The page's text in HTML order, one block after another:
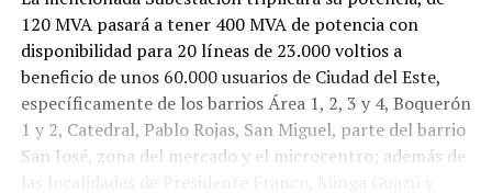
120 MVA pasará a tener 400 MVA de potencia con
disponibilidad para 20 líneas de 23.000 voltios a
beneficio de unos 60.000 usuarios de Ciudad del Este,
específicamente de los barrios Área 1, 2, 3 y 4, Boquerón
1 y 2, Catedral, Pablo Rojas, San Miguel, parte del barrio
San José, zona del mercado y el microcentro; además de